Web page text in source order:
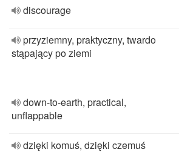
discourage
przyziemny, praktyczny, twardo
stąpający po ziemi
down-to-earth, practical,
unflappable
dzięki komuś, dzięki czemuś